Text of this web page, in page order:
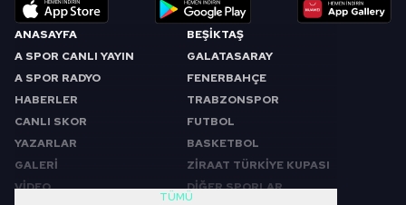
ANASAYFA
A SPOR CANLI YAYIN
A SPOR RADYO
HABERLER
CANLI SKOR
YAZARLAR
GALERİ
VİDEO
BEŞİKTAŞ
GALATASARAY
FENERBAHÇE
TRABZONSPOR
FUTBOL
BASKETBOL
ZİRAAT TÜRKİYE KUPASI
DİĞER SPORLAR
TÜMÜ